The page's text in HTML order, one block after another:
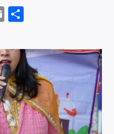
E
ai
l
ar
e